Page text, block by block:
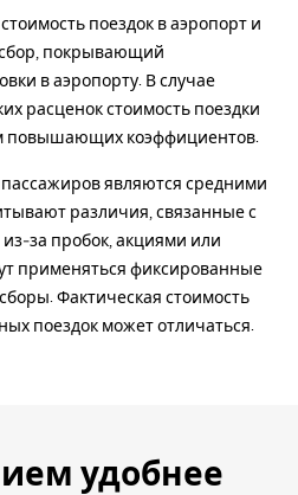
поездок в аэропорт и
покрывающий
в аэропорту. В случае
расценок стоимость поездки
повышающих коэффициентов.
являются средними
различия, связанные с
за пробок, акциями или
применяться фиксированные
Фактическая стоимость
поездок может отличаться.
удобнее